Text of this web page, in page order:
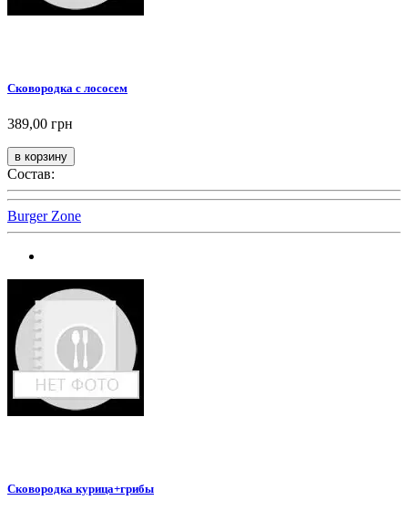
Сковородка с лососем
389,00 грн
Состав:
Burger Zone
Сковородка курица+грибы